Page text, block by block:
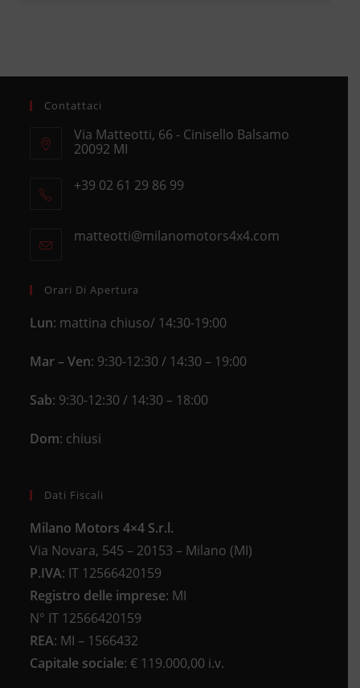
Contattaci
Via Matteotti, 66 - Cinisello Balsamo
20092 MI
in
+39 02 61 29 86 99
your
matteotti@milanomotors4x4.comOpens
Orari Di Apertura
Lun: mattina chiuso/ 14:30-19:00
Mar – Ven: 9:30-12:30 / 14:30 – 19:00
Sab: 9:30-12:30 / 14:30 – 18:00
Dom: chiusi
Dati Fiscali
Milano Motors 4×4 S.r.l.
Via Novara, 545 – 20153 – Milano (MI)
P.IVA: IT 12566420159
Registro delle imprese: MI
N° IT 12566420159
REA: MI – 1566432
Capitale sociale: € 119.000,00 i.v.